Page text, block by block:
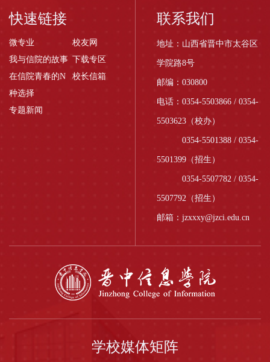
快速链接
微专业
校友网
我与信院的故事 下载专区
在信院青春的N
种选择
校长信箱
专题新闻
联系我们
地址：山西省晋中市太谷区
学院路8号
邮编：030800
电话：0354-5503866 / 0354-
5503623（校办）
0354-5501388 / 0354-
5501399（招生）
0354-5507782 / 0354-
5507792（招生）
邮箱：jzxxxy@jzci.edu.cn
学校媒体矩阵